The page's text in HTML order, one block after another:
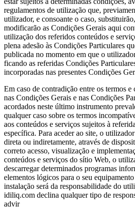
regulamentos de utilização que,
utilizador, e consoante o caso,
modificarão as Condições Gerais aqui
utilização dos referidos conteúdos e
plena adesão às Condições Particulares
publicada no momento em que o
ficando as referidas Condições
incorporadas nas presentes Condições
Em caso de contradição entre os termos e
nas Condições Gerais e nas Condições
acordados neste último instrumento
qualquer caso sobre os termos
aos conteúdos e serviços sujeitos à
específica. Para aceder ao site, o
direta ou indiretamente, através de
correto acesso, visualização e
conteúdos e serviços do sítio Web, o
descarregar determinados programas
elementos lógicos para o seu
instalação será da responsabilidade do
idiliq.com declina qualquer tipo de
advir